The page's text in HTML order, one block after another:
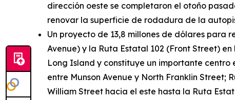
dirección oeste se completaron el otoño
renovar la superficie de rodadura de la
Un proyecto de 13,8 millones de dólares
Avenue) y la Ruta Estatal 102 (Front Street)
Long Island y constituye un importante centro
entre Munson Avenue y North Franklin Street;
William Street hacia el este hasta la Ruta